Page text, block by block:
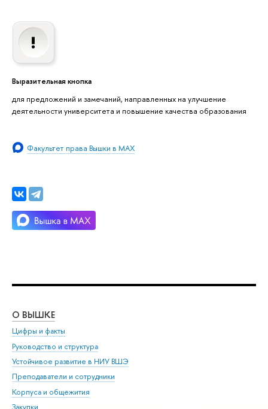
Выразительная кнопка
для предложений и замечаний, направленных на улучшение
деятельности университета и повышение качества образования
Факультет права Вышки в MAX
О ВЫШКЕ
Цифры и факты
Руководство и структура
Устойчивое развитие в НИУ ВШЭ
Преподаватели и сотрудники
Корпуса и общежития